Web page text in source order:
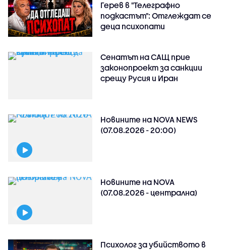
Герев в "Телеграфно
подкастът": Отглеждат се
деца психопати
Сенатът на САЩ прие
законопроект за санкции
срещу Русия и Иран
Новините на NOVA NEWS
(07.08.2026 - 20:00)
Новините на NOVA
(07.08.2026 - централна)
Психолог за убийството в